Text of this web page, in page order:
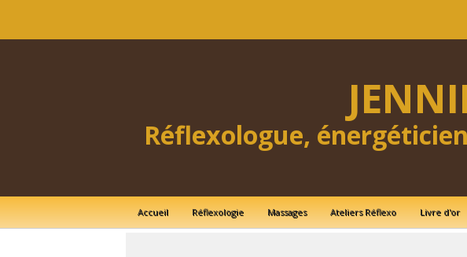
Réflexologue,
Accueil Réflexologie Massages Ateliers Réflexo Livre d'or